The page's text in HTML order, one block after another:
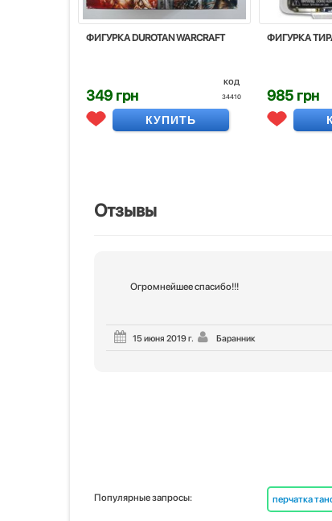
ФИГУРКА DUROTAN WARCRAFT
349 грн
код
34410
КУПИТЬ
ФИГУРКА
985 грн
Отзывы
Огромнейшее спасибо!!!
15 июня 2019 г. Баранник
Популярные запросы: перчатка